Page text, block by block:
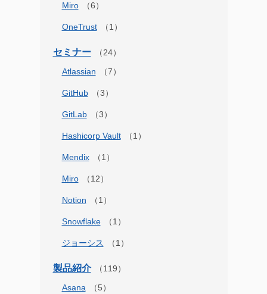
Miro
OneTrust
セミナー
Atlassian
GitHub
GitLab
Hashicorp Vault
Mendix
Miro
Notion
Snowflake
ジョーシス
製品紹介
Asana